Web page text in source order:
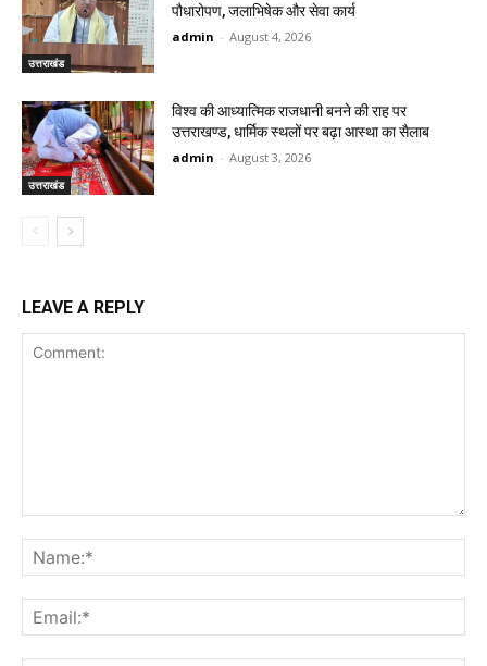
उत्तराखंड
पौधारोपण, जलाभिषेक और सेवा कार्य
admin - August 4, 2026
उत्तराखंड
विश्व की आध्यात्मिक राजधानी बनने की राह पर
उत्तराखण्ड, धार्मिक स्थलों पर बढ़ा आस्था का सैलाब
admin - August 3, 2026
LEAVE A REPLY